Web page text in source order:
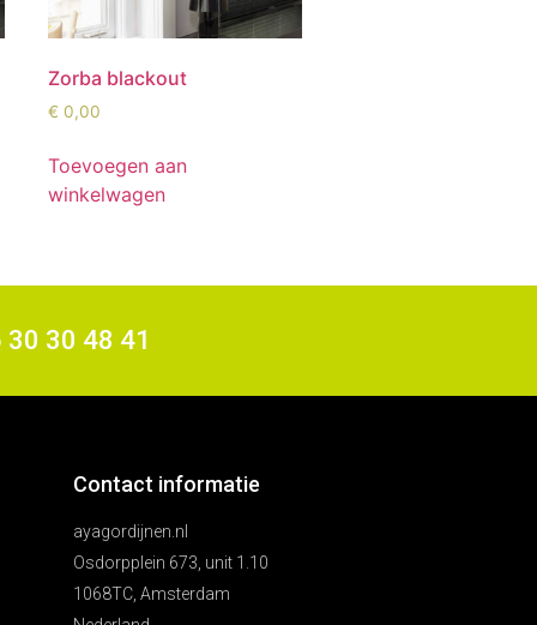
Zorba blackout
€ 0,00
Toevoegen aan
winkelwagen
30 30 48 41
Contact informatie
ayagordijnen.nl
Osdorpplein 673, unit 1.10
1068TC, Amsterdam